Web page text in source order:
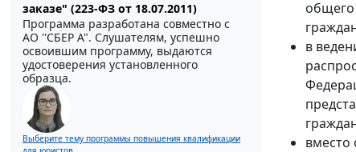
заказе" (223-ФЗ от 18.07.2011)
Программа разработана совместно с
АО ''СБЕР А". Слушателям, успешно
освоившим программу, выдаются
удостоверения установленного
образца.
Выберите тему программы повышения квалификации
общего
в
вместо